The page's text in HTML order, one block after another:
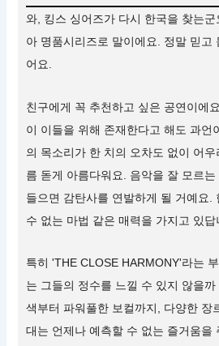
와, 킹스 싱어즈가 다시 한국을 찾는
아 명품시리즈로 말이에요. 정말 믿고
어요.
친구에게 꼭 추천하고 싶은 공연이에
이 이들을 위해 존재한다고 해도 과언
의 목소리가 한 치의 오차도 없이 어
름 돋게 아름다워요. 음악을 잘 모르
들으면 감탄사를 연발하게 될 거예요.
수 없는 마법 같은 매력을 가지고 있답
특히 'THE CLOSE HARMONY'라는
는 그들의 정수를 느낄 수 있지 않을
색부터 파워풀한 보컬까지, 다양한 장
대는 언제나 예측할 수 없는 즐거움을